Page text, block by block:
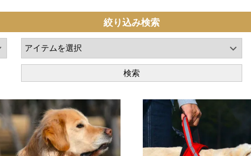
絞り込み検索
検索